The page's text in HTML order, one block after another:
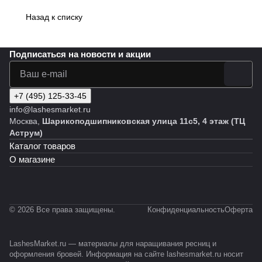
Назад к списку
Подписаться на новости и акции
+7 (495) 125-33-45
info@lashesmarket.ru
Москва, Шарикоподшипниковская улица 11с5, 4 этаж (ТЦ
Аструм)
Каталог товаров
О магазине
© 2026 Все права защищены. КонфиденциальностьОферта
LashesMarket.ru — материалы для наращивания ресниц и
оформления бровей. Информация на сайте lashesmarket.ru носит